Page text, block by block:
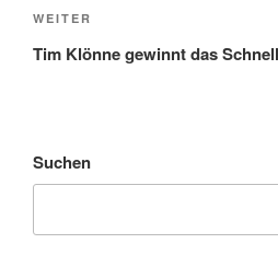
Nächster
Beitrag
WEITER
Tim Klönne gewinnt das
Suchen